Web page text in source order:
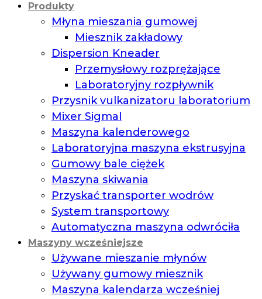
Produkty
Młyna mieszania gumowej
Miesznik zakładowy
Dispersion Kneader
Przemysłowy rozprężające
Laboratoryjny rozpływnik
Przysnik vulkanizatoru laboratorium
Mixer Sigmal
Maszyna kalenderowego
Laboratoryjna maszyna ekstrusyjna
Gumowy bale ciężek
Maszyna skiwania
Przyskać transporter wodrów
System transportowy
Automatyczna maszyna odwróciła
Maszyny wcześniejsze
Używane mieszanie młynów
Używany gumowy miesznik
Maszyna kalendarza wcześniej